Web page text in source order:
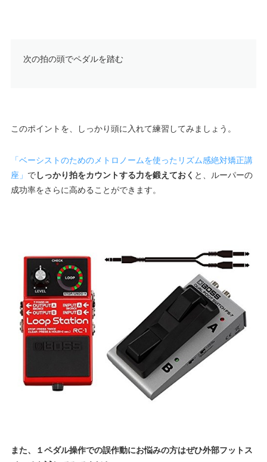
次の拍の頭でペダルを踏む
このポイントを、しっかり頭に入れて練習してみましょう。
「ベーシストのためのメトロノームを使ったリズム感絶対矯正講
座」 でしっかり拍をカウントする力を鍛えておく と、ルーパーの
成功率をさらに高めることができます。
また、１ペダル操作での誤作動にお悩みの方はぜひ外部フットス